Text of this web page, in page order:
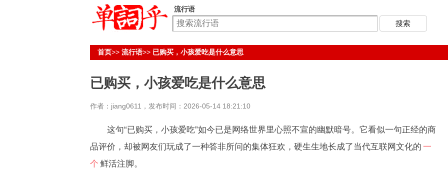
流行语
首页>> 流行语>> 已购买，小孩爱吃是什么意思
已购买，小孩爱吃是什么意思
作者：jiang0611，发布时间：2026-05-14 18:21:10
这句“已购买，小孩爱吃”如今已是网络世界里心照不宣的幽默暗号。它看似一句正经的商
品评价，却被网友们玩成了一种答非所问的集体狂欢，硬生生地长成了当代互联网文化的 一
个 鲜活注脚。